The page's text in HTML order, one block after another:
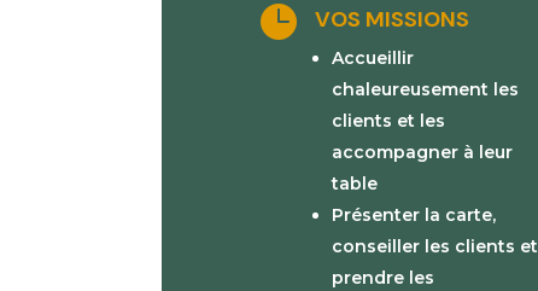
 VOS MISSIONS
Accueillir
chaleureusement les
clients et les
accompagner à leur
table
Présenter la carte,
conseiller les clients et
prendre les